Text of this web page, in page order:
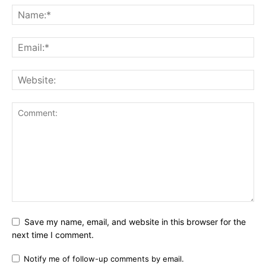
Save my name, email, and website in this browser for the
next time I comment.
Notify me of follow-up comments by email.